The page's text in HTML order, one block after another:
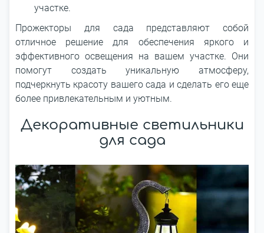
участке.
Прожекторы для сада представляют собой
отличное решение для обеспечения яркого и
эффективного освещения на вашем участке. Они
помогут создать уникальную атмосферу,
подчеркнуть красоту вашего сада и сделать его еще
более привлекательным и уютным.
Декоративные светильники
для сада